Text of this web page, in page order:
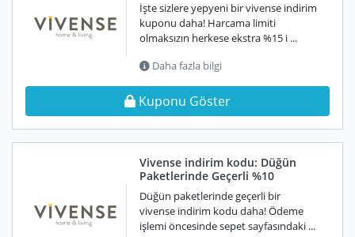
İşte sizlere yepyeni bir vivense indirim
kuponu daha! Harcama limiti
olmaksızın herkese ekstra %15 i ...
Daha fazla bilgi
Kuponu Göster
Vivense indirim kodu: Düğün
Paketlerinde Geçerli %10
Düğün paketlerinde geçerli bir
vivense indirim kodu daha! Ödeme
işlemi öncesinde sepet sayfasındaki ...